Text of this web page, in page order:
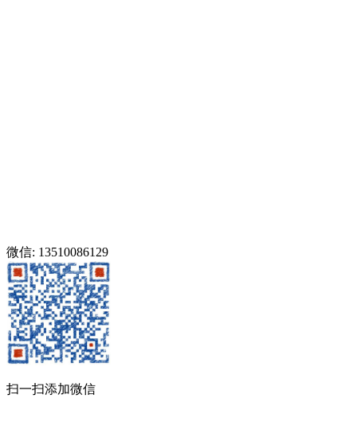
微信: 13510086129
扫一扫添加微信